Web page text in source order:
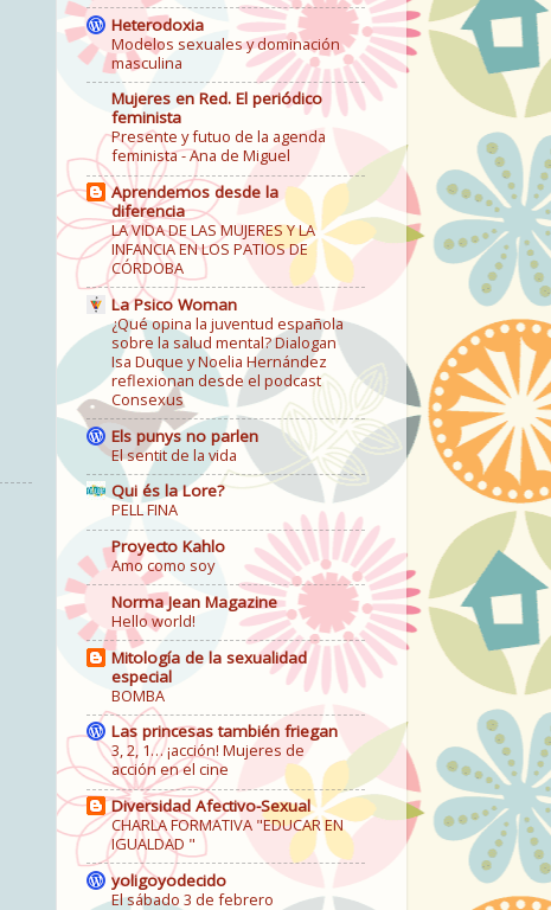
Heterodoxia
Modelos sexuales y dominación
masculina
Mujeres en Red. El periódico
feminista
Presente y futuo de la agenda
feminista - Ana de Miguel
Aprendemos desde la
diferencia
LA VIDA DE LAS MUJERES Y LA
INFANCIA EN LOS PATIOS DE
CÓRDOBA
La Psico Woman
¿Qué opina la juventud española
sobre la salud mental? Dialogan
Isa Duque y Noelia Hernández
reflexionan desde el podcast
Consexus
Els punys no parlen
El sentit de la vida
Qui és la Lore?
PELL FINA
Proyecto Kahlo
Amo como soy
Norma Jean Magazine
Hello world!
Mitología de la sexualidad
especial
BOMBA
Las princesas también friegan
3, 2, 1… ¡acción! Mujeres de
acción en el cine
Diversidad Afectivo-Sexual
CHARLA FORMATIVA "EDUCAR EN
IGUALDAD "
yoligoyodecido
El sábado 3 de febrero